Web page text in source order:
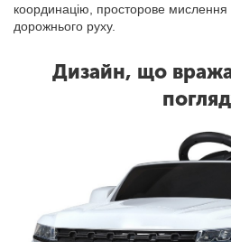
координацію, просторове мислення
дорожнього руху.
Дизайн, що